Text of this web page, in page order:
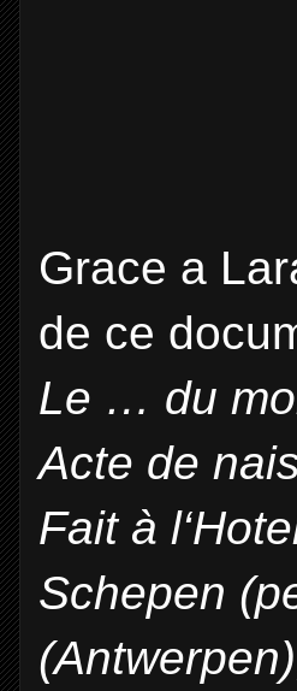
Grace a
de ce
Le … du
Acte de
Fait à
Schepen